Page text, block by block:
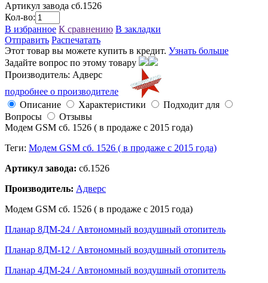
Артикул завода cб.1526
Кол-во:
В избранное К сравнению В закладки
Отправить Распечатать
Этот товар вы можете купить в кредит. Узнать больше
Задайте вопрос по этому товару
Производитель: Адверс
подробнее о производителе
Описание
Характеристики
Подходит для
Вопросы
Отзывы
Модем GSM cб. 1526 ( в продаже с 2015 года)
Теги: Модем GSM cб. 1526 ( в продаже с 2015 года)
Артикул завода: cб.1526
Производитель: Адверс
Модем GSM cб. 1526 ( в продаже с 2015 года)
Планар 8ДМ-24 / Автономный воздушный отопитель
Планар 8ДМ-12 / Автономный воздушный отопитель
Планар 4ДМ-24 / Автономный воздушный отопитель